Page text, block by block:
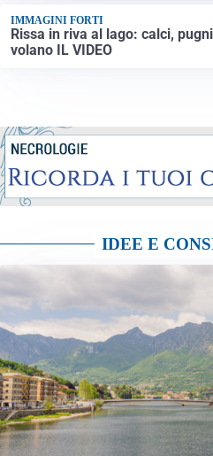
IMMAGINI FORTI
Rissa in riva al lago: calci,
volano IL VIDEO
IDEE E